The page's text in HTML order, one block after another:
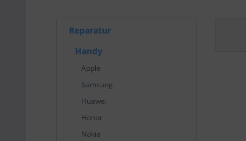
Reparatur
Handy
Apple
Samsung
Huawei
Honor
Nokia